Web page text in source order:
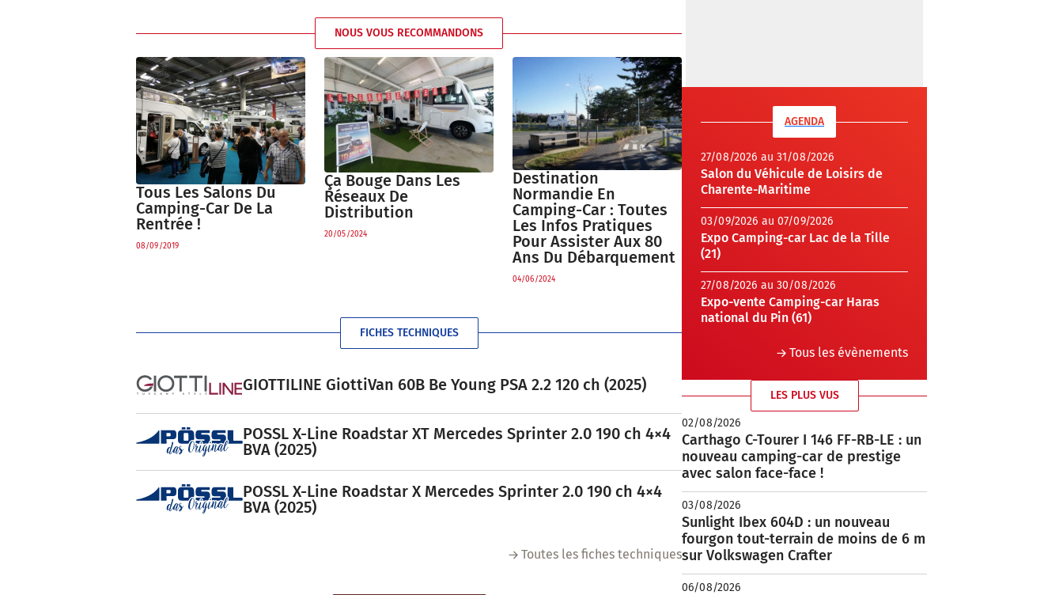
NOUS VOUS RECOMMANDONS
Tous Les Salons Du
Camping-Car De La
Rentrée !
08/09/2019
Ça Bouge Dans Les
Réseaux De
Distribution
20/05/2024
Destination
Normandie En
Camping-Car : Toutes
Les Infos Pratiques
Pour Assister Aux 80
Ans Du Débarquement
04/06/2024
FICHES TECHNIQUES
GIOTTILINE GiottiVan 60B Be Young PSA 2.2 120 ch (2025)
POSSL X-Line Roadstar XT Mercedes Sprinter 2.0 190 ch 4×4
BVA (2025)
POSSL X-Line Roadstar X Mercedes Sprinter 2.0 190 ch 4×4
BVA (2025)
Toutes les fiches techniques
AGENDA
27/08/2026 au 31/08/2026
Salon du Véhicule de Loisirs de
Charente-Maritime
03/09/2026 au 07/09/2026
Expo Camping-car Lac de la Tille
(21)
27/08/2026 au 30/08/2026
Expo-vente Camping-car Haras
national du Pin (61)
Tous les évènements
LES PLUS VUS
02/08/2026
Carthago C-Tourer I 146 FF-RB-LE : un
nouveau camping-car de prestige
avec salon face-face !
03/08/2026
Sunlight Ibex 604D : un nouveau
fourgon tout-terrain de moins de 6 m
sur Volkswagen Crafter
06/08/2026